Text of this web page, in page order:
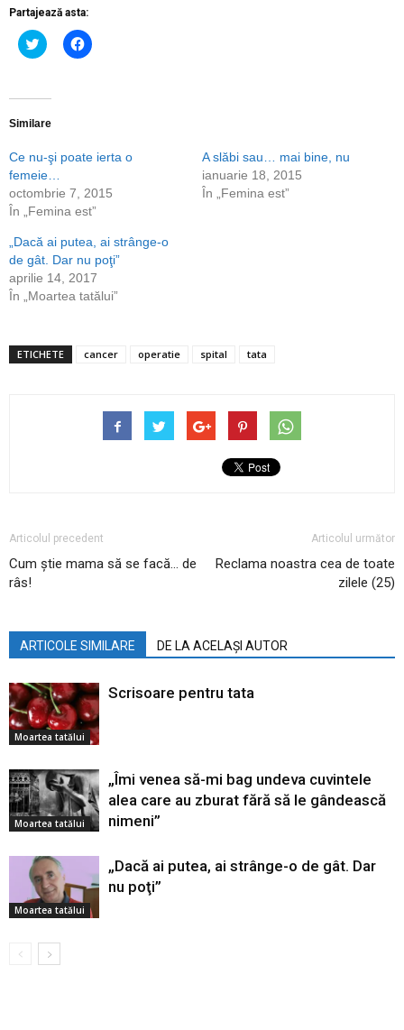
Partajează asta:
Dă
clic
pe
deschide
fereastră
nouă)
Dă
clic
fereastră
Similare
Ce nu-şi poate ierta o
femeie…
octombrie 7, 2015
În „Femina est”
A slăbi sau… mai bine, nu
ianuarie 18, 2015
În „Femina est”
„Dacă ai putea, ai strânge-o
de gât. Dar nu poţi”
aprilie 14, 2017
În „Moartea tatălui”
ETICHETE cancer operatie spital tata
Articolul precedent
Cum ştie mama să se facă… de
râs!
Articolul următor
Reclama noastra cea de toate
zilele (25)
ARTICOLE SIMILARE DE LA ACELAȘI AUTOR
Moartea tatălui
Scrisoare pentru tata
Moartea tatălui
„Îmi venea să-mi bag undeva cuvintele
alea care au zburat fără să le gândească
nimeni”
Moartea tatălui
„Dacă ai putea, ai strânge-o de gât. Dar
nu poţi”